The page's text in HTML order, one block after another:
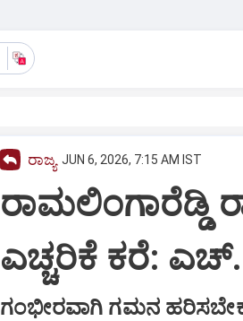
ರಾಜ್ಯ JUN 6, 2026, 7:15 AM IST
ರಾಮಲಿಂಗಾರೆಡ್ಡಿ
ಎಚ್ಚರಿಕೆ ಕರೆ:
ಗಂಭೀರವಾಗಿ ಗಮನ